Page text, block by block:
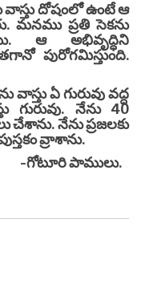
ఉంటే ఆ
మనము ప్రతి సెకను
ఆ అభివృద్ధిని
పురోగమిస్తుంది.
వద్ద
గురువు. నేను 40
నేను ప్రజలకు
వ్రాశాను.